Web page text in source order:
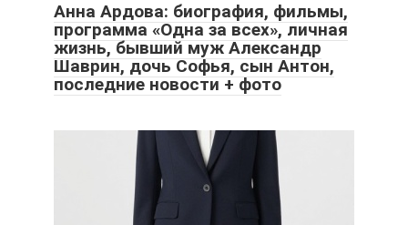
Анна Ардова: биография, фильмы,
программа «Одна за всех», личная
жизнь, бывший муж Александр
Шаврин, дочь Софья, сын Антон,
последние новости + фото